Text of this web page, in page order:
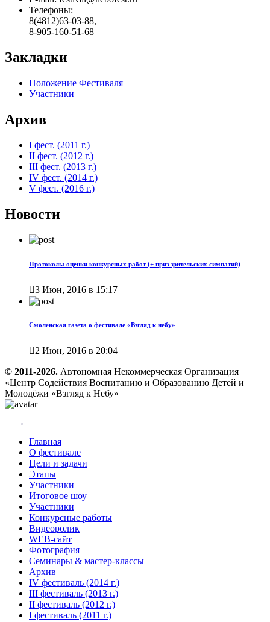
Телефоны:
8(4812)63-03-88,
8-905-160-51-68
Закладки
Положение Фестиваля
Участники
Архив
I фест. (2011 г.)
II фест. (2012 г.)
III фест. (2013 г.)
IV фест. (2014 г.)
V фест. (2016 г.)
Новости
Протоколы оценки конкурсных работ (+ приз зрительских симпатий)
3 Июн, 2016 в 15:17
Смоленская газета о фестивале «Взгляд к небу»
2 Июн, 2016 в 20:04
© 2011-2026. Автономная Некоммерческая Организация
«Центр Содействия Воспитанию и Образованию Детей и
Молодёжи «Взгляд к Небу»
Главная
О фестивале
Цели и задачи
Этапы
Участники
Итоговое шоу
Участники
Конкурсные работы
Видеоролик
WEB-сайт
Фотография
Семинары & мастер-классы
Архив
IV фестиваль (2014 г.)
III фестиваль (2013 г.)
II фестиваль (2012 г.)
I фестиваль (2011 г.)